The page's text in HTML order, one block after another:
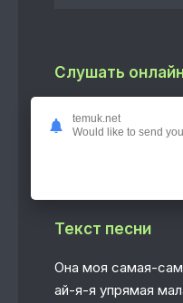
Слушать
Самая
Сагдат,
Текст песни
Она моя самая-
ай-я-я упрямая
temuk.net
Would like to send